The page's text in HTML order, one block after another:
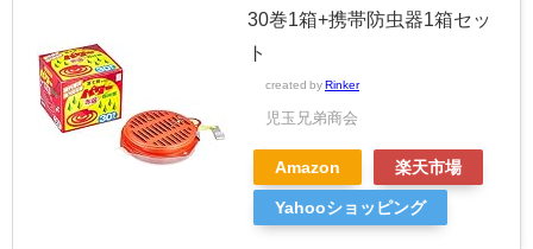
30巻1箱+携帯防虫器1箱セッ
ト
created by Rinker
児玉兄弟商会
Amazon 楽天市場
Yahooショッピング